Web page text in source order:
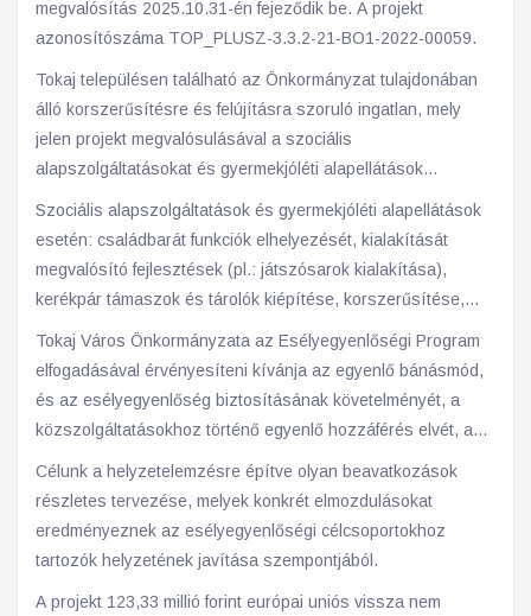
megvalósítás 2025.10.31-én fejeződik be. A projekt
azonosítószáma TOP_PLUSZ-3.3.2-21-BO1-2022-00059.
Tokaj településen található az Önkormányzat tulajdonában
álló korszerűsítésre és felújításra szoruló ingatlan, mely
jelen projekt megvalósulásával a szociális
alapszolgáltatásokat és gyermekjóléti alapellátások
Szociális alapszolgáltatások és gyermekjóléti alapellátások
esetén: családbarát funkciók elhelyezését, kialakítását
megvalósító fejlesztések (pl.: játszósarok kialakítása),
kerékpár támaszok és tárolók kiépítése, korszerűsítése,
babakocsi tároló létesítése.
Tokaj Város Önkormányzata az Esélyegyenlőségi Program
elfogadásával érvényesíteni kívánja az egyenlő bánásmód,
és az esélyegyenlőség biztosításának követelményét, a
közszolgáltatásokhoz történő egyenlő hozzáférés elvét, a
Célunk a helyzetelemzésre építve olyan beavatkozások
részletes tervezése, melyek konkrét elmozdulásokat
eredményeznek az esélyegyenlőségi célcsoportokhoz
tartozók helyzetének javítása szempontjából.
A projekt 123,33 millió forint európai uniós vissza nem